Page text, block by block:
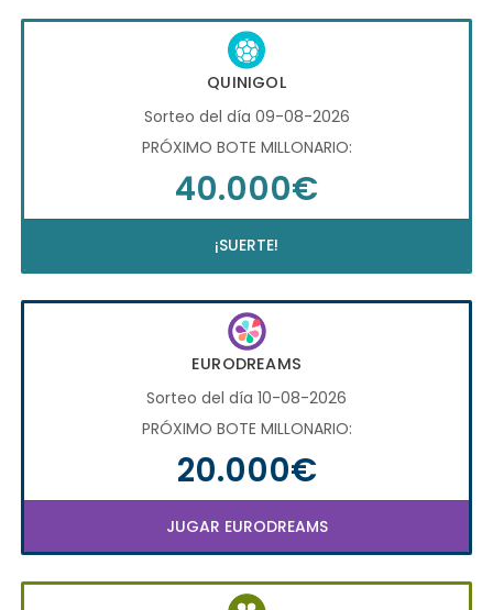
QUINIGOL
Sorteo del día 09-08-2026
PRÓXIMO BOTE MILLONARIO:
40.000€
¡SUERTE!
EURODREAMS
Sorteo del día 10-08-2026
PRÓXIMO BOTE MILLONARIO:
20.000€
JUGAR EURODREAMS